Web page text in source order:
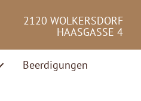
2120 WOLKERSDORF
HAASGASSE 4
Beerdigungen